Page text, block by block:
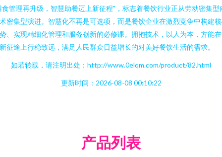
食管理再升级，智慧助餐迈上新征程"，标志着餐饮行业正从劳动密集型
密集型演进。智慧化不再是可选项，而是餐饮企业在激烈竞争中构建
、实现精细化管理和服务创新的必修课。拥抱技术，以人为本，方能
征途上行稳致远，满足人民群众日益增长的对美好餐饮生活的需求。
如若转载，请注明出处：http://www.0elqm.com/product/82.html
更新时间：2026-08-08 00:10:22
产品列表